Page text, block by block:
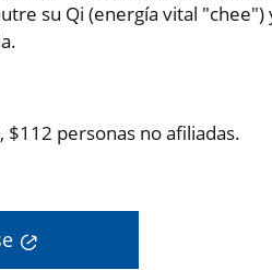
su Qi (energía vital
$112 personas no afiliadas.